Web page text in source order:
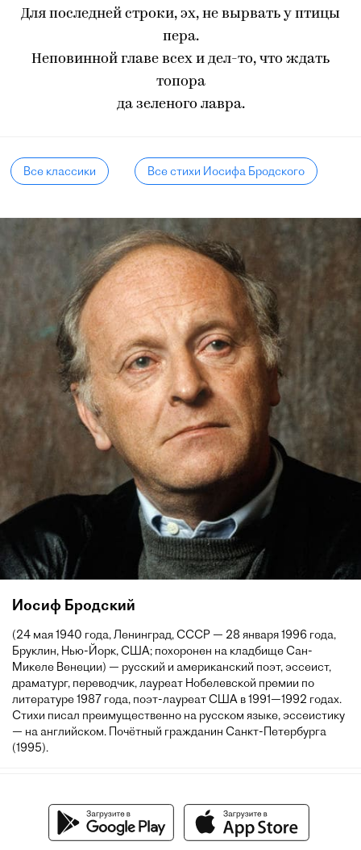
Для последней строки, эх, не вырвать у птицы
пера.
Неповинной главе всех и дел-то, что ждать
топора
да зеленого лавра.
Все классики Все стихи Иосифа Бродского
Иосиф Бродский
(24 мая 1940 года, Ленинград, СССР — 28 января 1996 года,
Бруклин, Нью-Йорк, США; похоронен на кладбище Сан-
Микеле Венеции) — русский и американский поэт, эссеист,
драматург, переводчик, лауреат Нобелевской премии по
литературе 1987 года, поэт-лауреат США в 1991—1992 годах.
Стихи писал преимущественно на русском языке, эссеистику
— на английском. Почётный гражданин Санкт-Петербурга
(1995).